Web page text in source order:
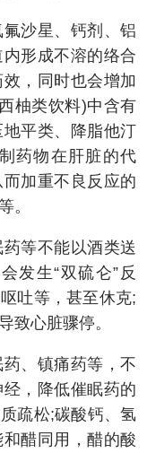
沙星、钙剂、铝
形成不溶的络合
，同时也会增加
柚类饮料)中含有
平类、降脂他汀
药物在肝脏的代
加重不良反应的
。
等不能以酒类送
发生“双硫仑”反
吐等，甚至休克;
致心脏骤停。
、镇痛药等，不
，降低催眠药的
疏松;碳酸钙、氢
醋同用，醋的酸